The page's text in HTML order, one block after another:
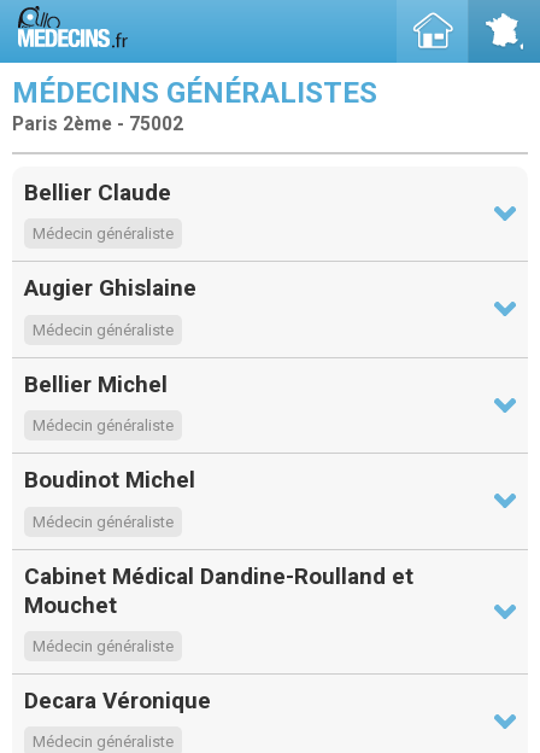
MÉDECINS GÉNÉRALISTES
Paris 2ème - 75002
Bellier Claude
Médecin généraliste
Augier Ghislaine
Médecin généraliste
Bellier Michel
Médecin généraliste
Boudinot Michel
Médecin généraliste
Cabinet Médical Dandine-Roulland et
Mouchet
Médecin généraliste
Decara Véronique
Médecin généraliste